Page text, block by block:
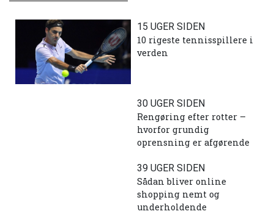
15 UGER SIDEN
10 rigeste tennisspillere i
verden
30 UGER SIDEN
Rengøring efter rotter –
hvorfor grundig
oprensning er afgørende
39 UGER SIDEN
Sådan bliver online
shopping nemt og
underholdende